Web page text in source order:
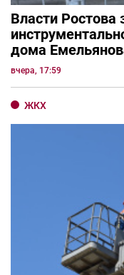
Власти Ростова
дома
вчера, 17:59
ЖКХ